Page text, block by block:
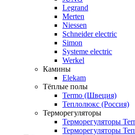
Legrand
Merten
Niessen
Schneider electric
Simon
Systeme electric
Werkel
Камины
Elekam
Тёплые полы
Termo (Швеция)
Теплолюкс (Россия)
Терморегуляторы
Терморегуляторы
Терморегуляторы